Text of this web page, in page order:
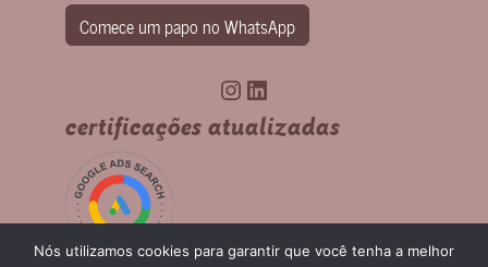
Comece um papo no WhatsApp
Instagram
LinkedIn
certificações atualizadas
Nós utilizamos cookies para garantir que você tenha a melhor